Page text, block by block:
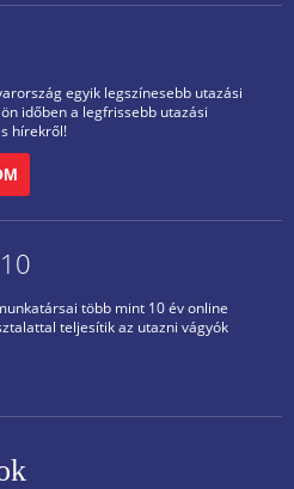
egyik legszínesebb utazási
időben a legfrissebb utazási
hírekről!
több mint 10 év online
teljesítik az utazni vágyók